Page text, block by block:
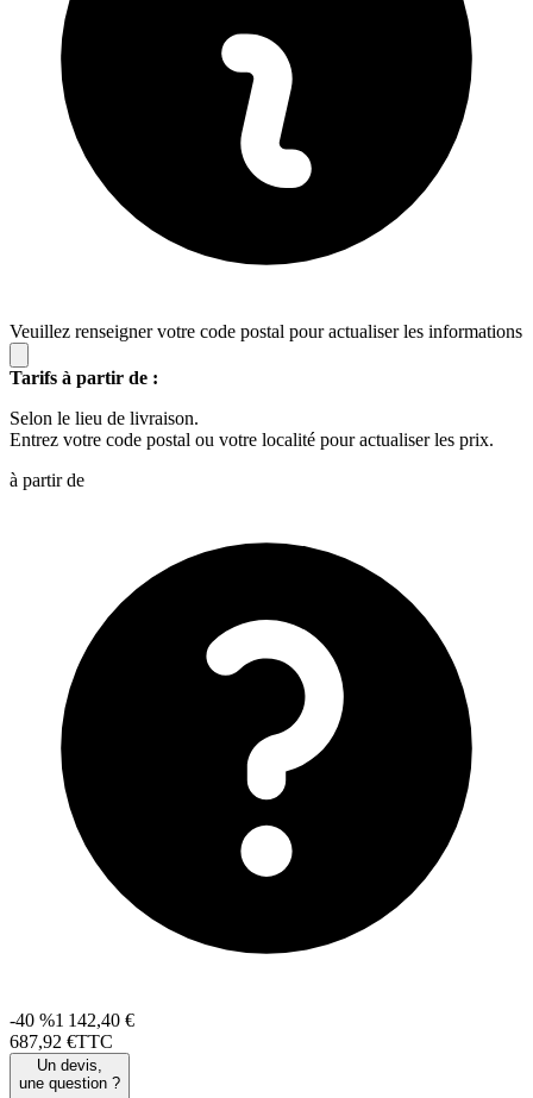
Veuillez renseigner votre code postal pour actualiser les informations
Tarifs à partir de :
Selon le lieu de livraison.
Entrez votre code postal ou votre localité pour actualiser les prix.
à partir de
-40 %1 142,40 €
687,92 €TTC
Un devis,
une question ?